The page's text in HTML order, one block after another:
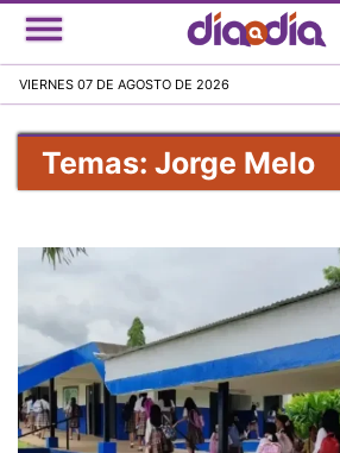
Pasar
al
principal
VIERNES 07 DE AGOSTO DE 2026
Temas: Jorge Melo